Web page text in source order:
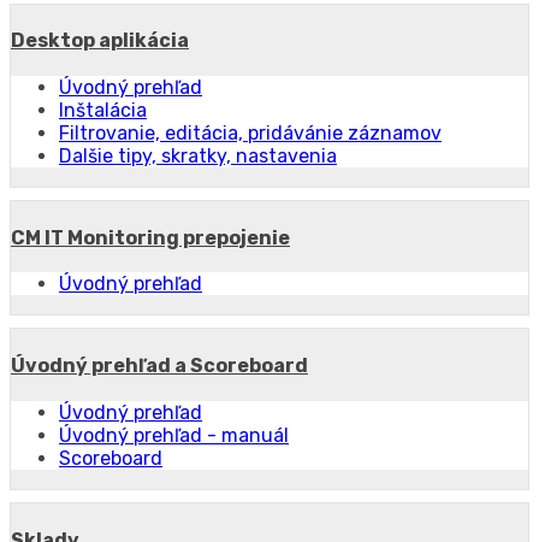
Desktop aplikácia
Úvodný prehľad
Inštalácia
Filtrovanie, editácia, pridávánie záznamov
Dalšie tipy, skratky, nastavenia
CM IT Monitoring prepojenie
Úvodný prehľad
Úvodný prehľad a Scoreboard
Úvodný prehľad
Úvodný prehľad - manuál
Scoreboard